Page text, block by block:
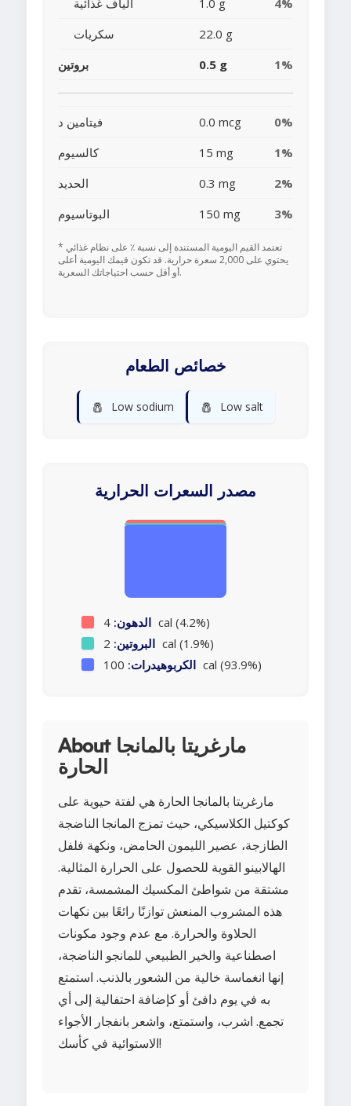
ألياف غذائية 1.0 g
4%
سكريات
22.0 g
بروتين
0.5 g 1%
فيتامين د 0.0 mcg
0%
كالسيوم
15 mg
1%
الحديد
0.3 mg
2%
البوتاسيوم
150 mg 3%
* تعتمد القيم اليومية المستندة إلى نسبة ٪ على نظام غذائي
يحتوي على 2,000 سعرة حرارية. قد تكون قيمك اليومية أعلى
أو أقل حسب احتياجاتك السعرية.
خصائص الطعام
🧂 Low sodium 🧂 Low salt
مصدر السعرات الحرارية
الدهون: 4 cal (4.2%)
البروتين: 2 cal (1.9%)
الكربوهيدرات: 100 cal (93.9%)
About مارغريتا بالمانجا
الحارة
مارغريتا بالمانجا الحارة هي لفتة حيوية على
كوكتيل الكلاسيكي، حيث تمزج المانجا الناضجة
الطازجة، عصير الليمون الحامض، ونكهة فلفل
الهالابينو القوية للحصول على الحرارة المثالية.
مشتقة من شواطئ المكسيك المشمسة، تقدم
هذه المشروب المنعش توازنًا رائعًا بين نكهات
الحلاوة والحرارة. مع عدم وجود مكونات
اصطناعية والخير الطبيعي للمانجو الناضجة،
إنها انغماسة خالية من الشعور بالذنب. استمتع
به في يوم دافئ أو كإضافة احتفالية إلى أي
تجمع. اشرب، واستمتع، واشعر بانفجار الأجواء
الاستوائية في كأسك!